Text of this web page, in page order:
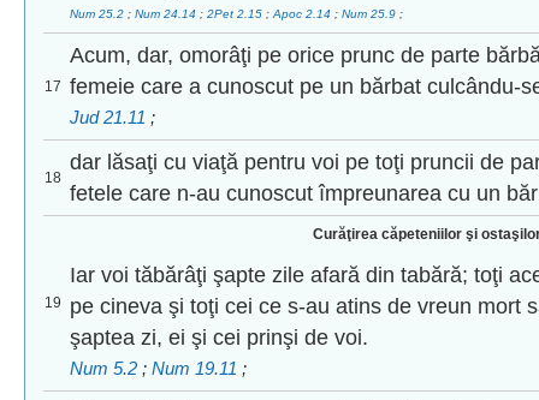
Num 25.2 ; Num 24.14 ; 2Pet 2.15 ; Apoc 2.14 ; Num 25.9 ;
17
Acum, dar, omorâţi pe orice prunc de parte
femeie care a cunoscut pe un bărbat culcându-
Jud 21.11 ;
18
dar lăsaţi cu viaţă pentru voi pe toţi pruncii de
fetele care n-au cunoscut împreunarea cu un
19
Curăţirea căpeteniilor şi
Iar voi tăbărâţi şapte zile afară din tabără; toţi
pe cineva şi toţi cei ce s-au atins de vreun mort
şaptea zi, ei şi cei prinşi de voi.
Num 5.2 ; Num 19.11 ;